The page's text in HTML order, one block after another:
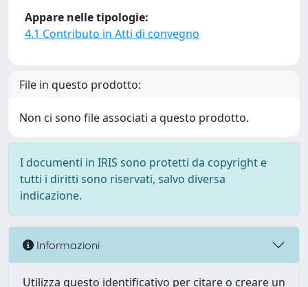
Appare nelle tipologie:
4.1 Contributo in Atti di convegno
File in questo prodotto:
Non ci sono file associati a questo prodotto.
I documenti in IRIS sono protetti da copyright e
tutti i diritti sono riservati, salvo diversa
indicazione.
Informazioni
Utilizza questo identificativo per citare o creare un